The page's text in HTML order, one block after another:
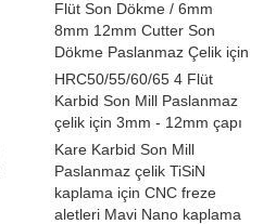
Flüt Son Dökme / 6mm
8mm 12mm Cutter Son
Dökme Paslanmaz Çelik için
HRC50/55/60/65 4 Flüt
Karbid Son Mill Paslanmaz
çelik için 3mm - 12mm çapı
Kare Karbid Son Mill
Paslanmaz çelik TiSiN
kaplama için CNC freze
aletleri Mavi Nano kaplama